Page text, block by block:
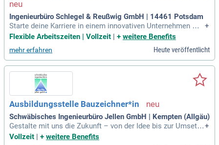
Ingenieurbüro Schlegel & Reußwig GmbH | 14461 Potsdam
Starte deine Karriere in einem innovativen Unternehmen mit
einem breiten Spektrum an technischen Themen! Wir suche
S-Office und einer hohen Auffassungsgabe. Profitiere von ab
wechslungsreichen Aufgaben, spannenden Projekten und ei
ner familiären Atmosphäre mit flachen Hierarchien. Währen
d deiner 3,5-jährigen Ausbildung wirst du Theorie und Praxis
kombinieren. Zu deinen Tätigkeiten gehören das Zeichnen v
on Installationsplänen, das Erstellen von Schaltplänen und d
ie elektrotechnische Berechnung von Schaltanlagen. Bewirb
dich jetzt, klicke auf „Jetzt Bewerben“ und werde Teil unsere
s dynamischen Teams!
+
Flexible Arbeitszeiten | Vollzeit | + weitere Benefits
mehr erfahren Heute veröffentlicht
Ausbildungsstelle Bauzeichner*in
Schwäbisches Ingenieurbüro Jellen GmbH | Kempten (Allgäu)
Gestalte mit uns die Zukunft – von der Idee bis zur Umsetzu
ng. Werde Teil unseres dynamischen Teams in Kempten und
+
Vollzeit
+ weitere Benefits